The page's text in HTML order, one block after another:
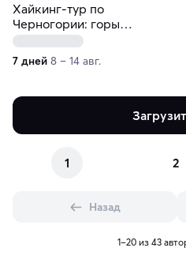
Хайкинг-тур по
Черногории: горы
Дурмитора и Проклетия,
средневековые города и
море
7 дней 8 – 14 авг.
1 2
Назад
1–20 из 43